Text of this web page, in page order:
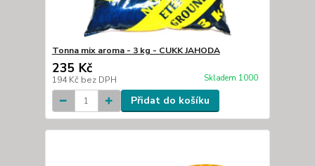
Tonna mix aroma - 3 kg - CUKK JAHODA
235 Kč
194 Kč bez DPH Skladem 1000
Přidat do košíku